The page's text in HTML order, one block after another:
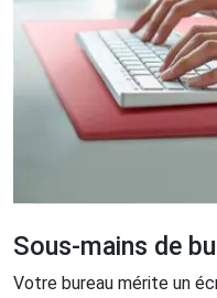
Sous-mains de
Votre bureau mérite un